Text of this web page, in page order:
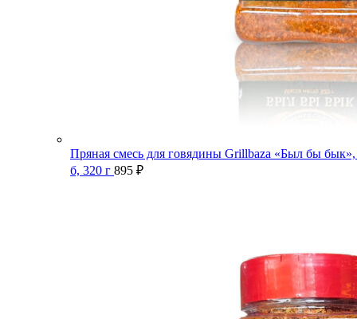
Пряная смесь для говядины Grillbaza «Был бы
б, 320 г 895 ₽